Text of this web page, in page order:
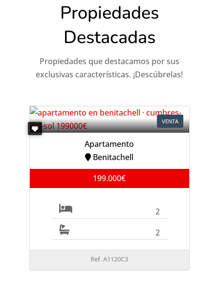
Propiedades
Destacadas
Propiedades que destacamos por sus
exclusivas características. ¡Descúbrelas!
VENTA
Apartamento
Benitachell
199.000€
2
2
Ref. A1120C3